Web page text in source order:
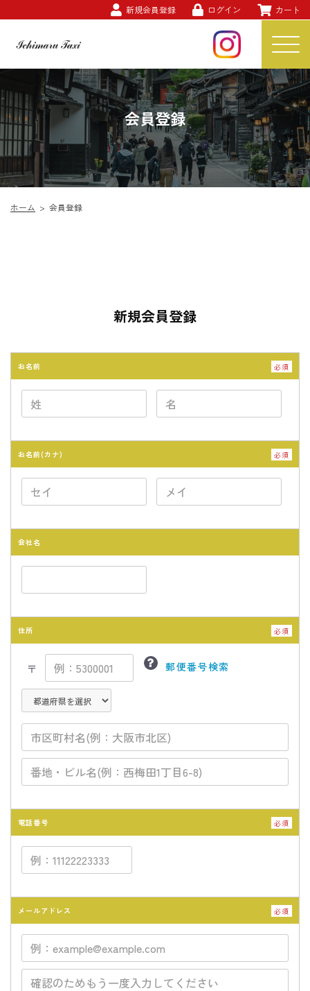
新規会員登録 ログイン カート
会員登録
ホーム > 会員登録
新規会員登録
お名前 必須
お名前(カナ) 必須
会社名
住所 必須
〒 郵便番号検索
電話番号 必須
メールアドレス 必須